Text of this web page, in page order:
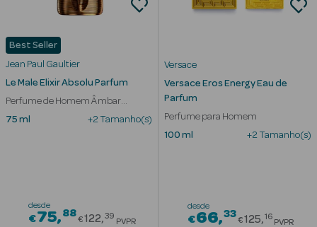
Eczema
Estrias
Pele Oleosa
Rugas
Best Seller
Jean Paul Gaultier
Le Male Elixir Absolu Parfum
Perfume de Homem Âmbar
Aromático
75 ml +2 Tamanho(s)
desde
€75 88Price reduced from
€122 39
PVPR
Versace
Versace Eros Energy Eau de
Parfum
Perfume para Homem
100 ml
+2 Tamanho(s)
desde
€66 33Price
€125 16
PVPR